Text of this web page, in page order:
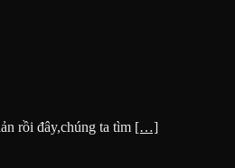
rồi đây,chúng ta tìm […]